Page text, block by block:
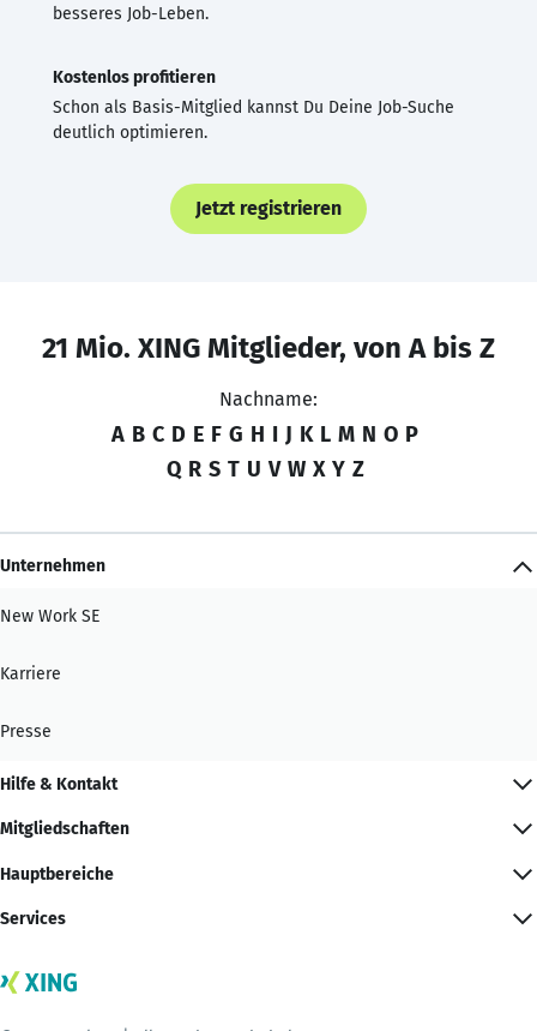
besseres Job-Leben.
Kostenlos profitieren
Schon als Basis-Mitglied kannst Du Deine Job-Suche
deutlich optimieren.
Jetzt registrieren
21 Mio. XING Mitglieder, von A bis Z
Nachname:
A B C D E F G H I J K L M N O P
Q R S T U V W X Y Z
Unternehmen
New Work SE
Karriere
Presse
Hilfe & Kontakt
Mitgliedschaften
Hauptbereiche
Services